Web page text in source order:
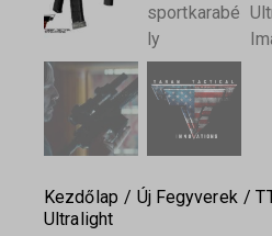
Kezdőlap Új Fegyverek
Ultralight